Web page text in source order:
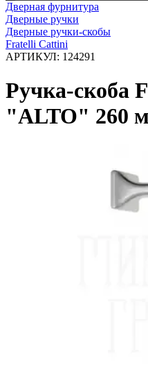
Дверная фурнитура
Дверные ручки
Дверные ручки-скобы
Fratelli Cattini
АРТИКУЛ: 124291
Ручка-скоба
"ALTO" 260